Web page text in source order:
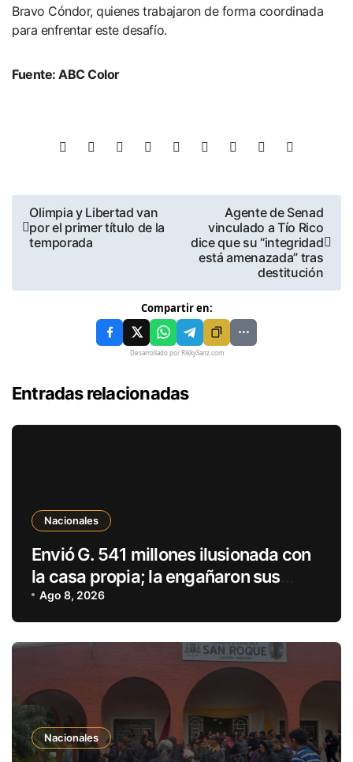
Bravo Cóndor, quienes trabajaron de forma coordinada
para enfrentar este desafío.
Fuente: ABC Color
Olimpia y Libertad van
por el primer título de la
temporada
Agente de Senad
vinculado a Tío Rico
dice que su “integridad
está amenazada” tras
destitución
Compartir en:
Desarrollado por RikkySanz.com
Entradas relacionadas
Nacionales
Envió G. 541 millones ilusionada con
la casa propia; la engañaron sus
parientes
Ago 8, 2026
Nacionales